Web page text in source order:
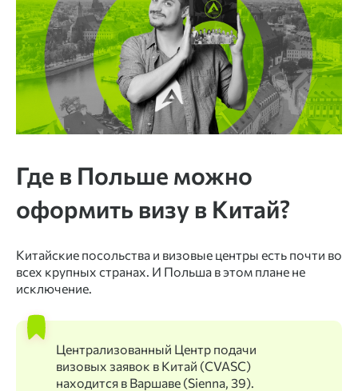
Где в Польше можно
оформить визу в Китай?
Китайские посольства и визовые центры есть почти во
всех крупных странах. И Польша в этом плане не
исключение.
Централизованный Центр подачи
визовых заявок в Китай (CVASC)
находится в Варшаве (Sienna, 39).